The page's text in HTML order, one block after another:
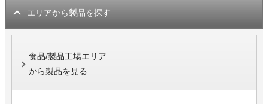
エリアから製品を探す
食品/製品工場エリア
から製品を見る